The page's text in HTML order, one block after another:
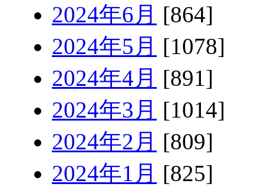
2024年6月 [864]
2024年5月 [1078]
2024年4月 [891]
2024年3月 [1014]
2024年2月 [809]
2024年1月 [825]